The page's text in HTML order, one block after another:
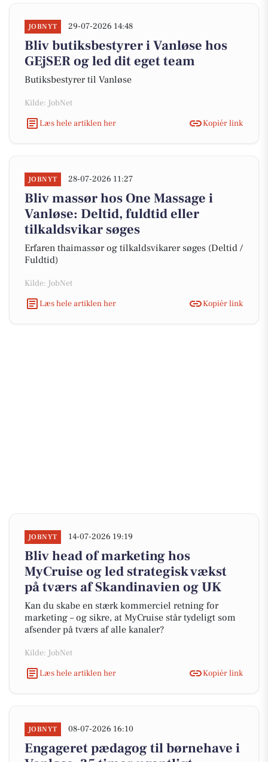
JOBNYT 29-07-2026 14:48
Bliv butiksbestyrer i Vanløse hos
GEjSER og led dit eget team
Butiksbestyrer til Vanløse
Kilde: JobNet
Læs hele artiklen her
Kopiér link
JOBNYT 28-07-2026 11:27
Bliv massør hos One Massage i
Vanløse: Deltid, fuldtid eller
tilkaldsvikar søges
Erfaren thaimassør og tilkaldsvikarer søges (Deltid /
Fuldtid)
Kilde: JobNet
Læs hele artiklen her
Kopiér link
JOBNYT 14-07-2026 19:19
Bliv head of marketing hos
MyCruise og led strategisk vækst
på tværs af Skandinavien og UK
Kan du skabe en stærk kommerciel retning for
marketing – og sikre, at MyCruise står tydeligt som
afsender på tværs af alle kanaler?
Kilde: JobNet
Læs hele artiklen her
Kopiér link
JOBNYT 08-07-2026 16:10
Engageret pædagog til børnehave i